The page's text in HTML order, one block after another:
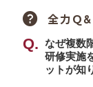
全力Ｑ
なぜ複数
研修実施
ットが知